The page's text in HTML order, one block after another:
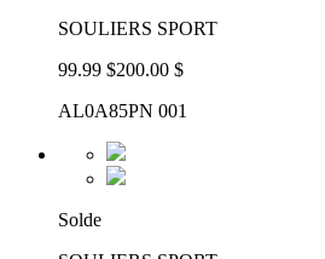
SOULIERS SPORT
99.99 $200.00 $
AL0A85PN 001
Solde